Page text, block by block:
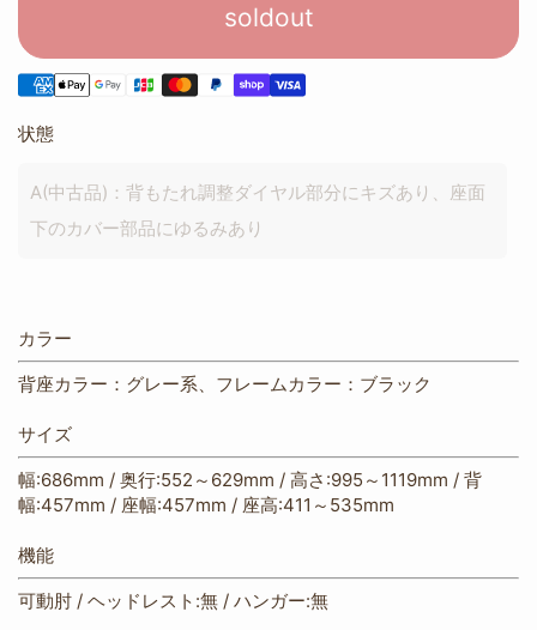
soldout
状態
A(中古品)：背もたれ調整ダイヤル部分にキズあり、座面
下のカバー部品にゆるみあり
カラー
背座カラー：グレー系、フレームカラー：ブラック
サイズ
幅:686mm / 奥行:552～629mm / 高さ:995～1119mm / 背
幅:457mm / 座幅:457mm / 座高:411～535mm
機能
可動肘 / ヘッドレスト:無 / ハンガー:無